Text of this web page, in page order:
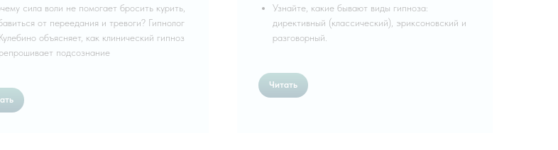
сила воли не помогает бросить курить,
от переедания и тревоги? Гипнолог
объясняет, как клинический гипноз
подсознание
Узнайте, какие бывают виды гипноза:
директивный (классический), эриксоновский и
разговорный.
Читать